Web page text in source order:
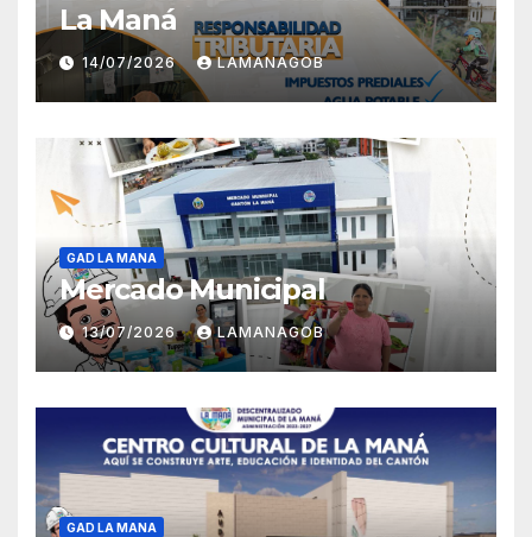
La Maná
14/07/2026 LAMANAGOB
GAD LA MANA
Mercado Municipal
13/07/2026 LAMANAGOB
GAD LA MANA